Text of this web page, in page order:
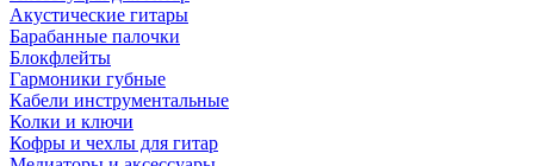
Акустические гитары
Барабанные палочки
Блокфлейты
Гармоники губные
Кабели инструментальные
Колки и ключи
Кофры и чехлы для гитар